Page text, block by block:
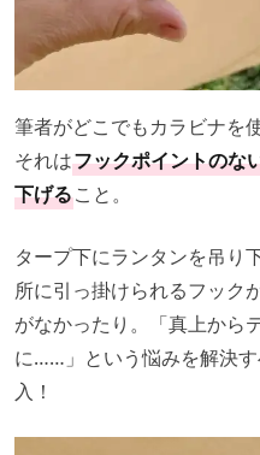
筆者がどこでもカラビナを
それはフックポイントのな
下げること。
タープ下にランタンを吊り
所に引っ掛けられるフック
がなかったり。「真上から
に……」という悩みを解決
入！